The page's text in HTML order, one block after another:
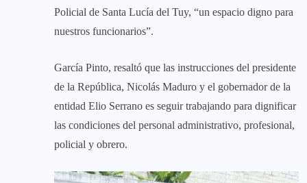
Policial de Santa Lucía del Tuy, “un espacio digno para
nuestros funcionarios”.
García Pinto, resaltó que las instrucciones del presidente
de la República, Nicolás Maduro y el gobernador de la
entidad Elio Serrano es seguir trabajando para dignificar
las condiciones del personal administrativo, profesional,
policial y obrero.